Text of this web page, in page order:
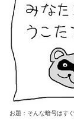
お題：そんな暗号はす